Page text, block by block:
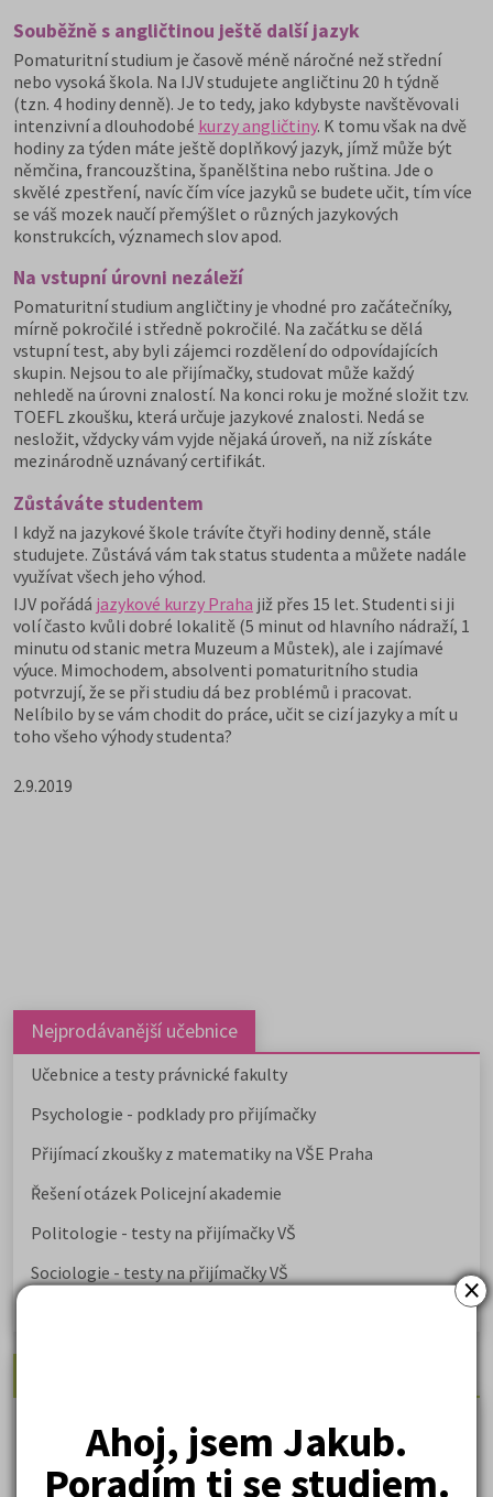
×
Ahoj, jsem Jakub.
Poradím ti se studiem.
Souběžně s angličtinou ještě další jazyk
Pomaturitní studium je časově méně náročné než střední
nebo vysoká škola. Na IJV studujete angličtinu 20 h týdně
(tzn. 4 hodiny denně). Je to tedy, jako kdybyste navštěvovali
intenzivní a dlouhodobé kurzy angličtiny. K tomu však na dvě
hodiny za týden máte ještě doplňkový jazyk, jímž může být
němčina, francouzština, španělština nebo ruština. Jde o
skvělé zpestření, navíc čím více jazyků se budete učit, tím více
se váš mozek naučí přemýšlet o různých jazykových
konstrukcích, významech slov apod.
Na vstupní úrovni nezáleží
Pomaturitní studium angličtiny je vhodné pro začátečníky,
mírně pokročilé i středně pokročilé. Na začátku se dělá
vstupní test, aby byli zájemci rozdělení do odpovídajících
skupin. Nejsou to ale přijímačky, studovat může každý
nehledě na úrovni znalostí. Na konci roku je možné složit tzv.
TOEFL zkoušku, která určuje jazykové znalosti. Nedá se
nesložit, vždycky vám vyjde nějaká úroveň, na niž získáte
mezinárodně uznávaný certifikát.
Zůstáváte studentem
I když na jazykové škole trávíte čtyři hodiny denně, stále
studujete. Zůstává vám tak status studenta a můžete nadále
využívat všech jeho výhod.
IJV pořádá jazykové kurzy Praha již přes 15 let. Studenti si ji
volí často kvůli dobré lokalitě (5 minut od hlavního nádraží, 1
minutu od stanic metra Muzeum a Můstek), ale i zajímavé
výuce. Mimochodem, absolventi pomaturitního studia
potvrzují, že se při studiu dá bez problémů i pracovat.
Nelíbilo by se vám chodit do práce, učit se cizí jazyky a mít u
toho všeho výhody studenta?
2.9.2019
Nejprodávanější učebnice
Učebnice a testy právnické fakulty
Psychologie - podklady pro přijímačky
Přijímací zkoušky z matematiky na VŠE Praha
Řešení otázek Policejní akademie
Politologie - testy na přijímačky VŠ
Sociologie - testy na přijímačky VŠ
Psychologie